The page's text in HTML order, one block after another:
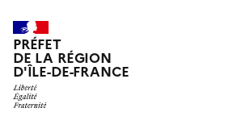
PRÉFET
DE LA RÉGION
D'ÎLE-DE-FRANCE